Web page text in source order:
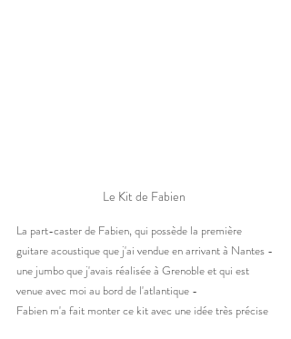
Le Kit de Fabien
La part-caster de Fabien, qui possède la première
guitare acoustique que j'ai vendue en arrivant à Nantes -
une jumbo que j'avais réalisée à Grenoble et qui est
venue avec moi au bord de l'atlantique -
Fabien m'a fait monter ce kit avec une idée très précise